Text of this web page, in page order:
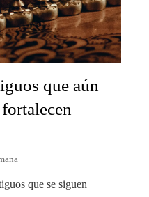
que aún
que se siguen